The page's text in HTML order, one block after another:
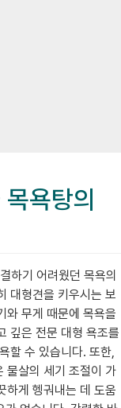
욕탕의
하기 어려웠던 목욕의
대형견을 키우시는 보
와 무게 때문에 목욕을
깊은 전문 대형 욕조를
할 수 있습니다. 또한,
물살의 세기 조절이 가
하게 헹궈내는 데 도움